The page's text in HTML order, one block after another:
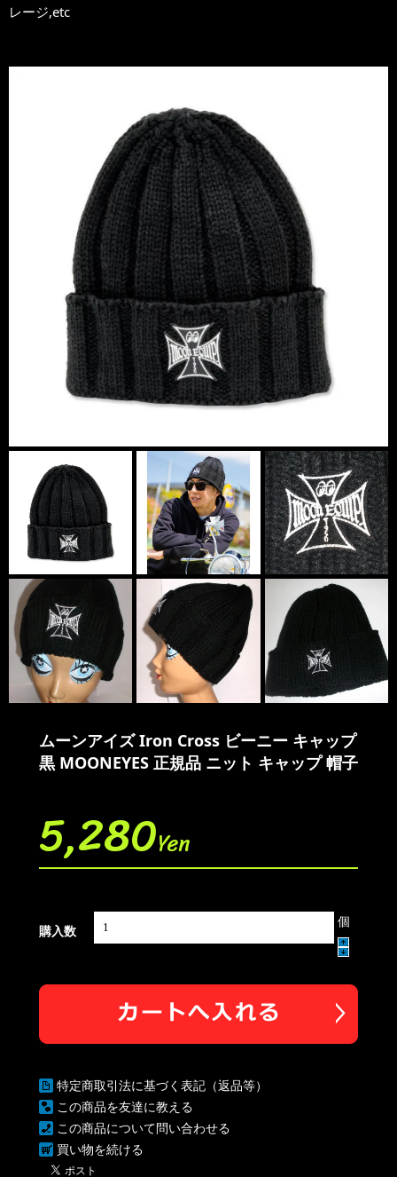
レージ,etc
ムーンアイズ Iron Cross ビーニー キャップ
黒 MOONEYES 正規品 ニット キャップ 帽子
5,280Yen
購入数
個
特定商取引法に基づく表記（返品等）
この商品を友達に教える
この商品について問い合わせる
買い物を続ける